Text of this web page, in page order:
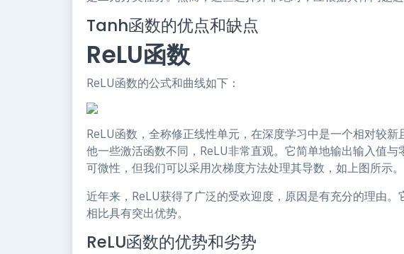
Tanh函数的优点和缺点
ReLU函数
ReLU函数的公式和曲线如下：
ReLU函数，全称修正线性单元，在深度学习中是一个相对较
他一些激活函数不同，ReLU非常直观。它简单地输出输入值
可微性，但我们可以采用次梯度方法处理其导数，如上图所示。
近年来，ReLU获得了广泛的受欢迎度，原因是有充分的理由
相比具有突出优势。
ReLU函数的优势和劣势